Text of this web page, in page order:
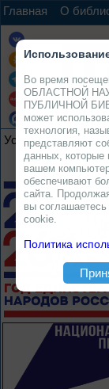
Главная О
Услуги Ресурсы
Во время
ОБЛАСТНОЙ
ПУБЛИЧНОЙ
может
технология,
представляют
данных, которые
вашем
обеспечивают
сайта.
вы
cookie.
Политика